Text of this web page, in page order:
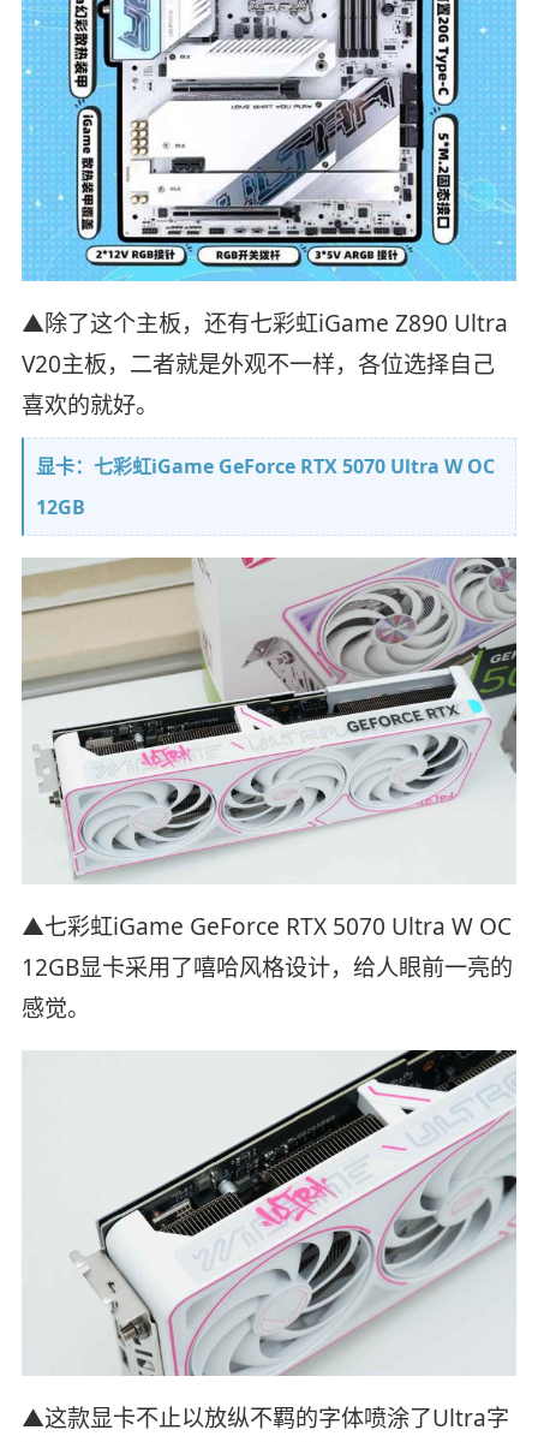
▲除了这个主板，还有七彩虹iGame Z890 Ultra
V20主板，二者就是外观不一样，各位选择自己
喜欢的就好。
显卡：七彩虹iGame GeForce RTX 5070 Ultra W OC
12GB
▲七彩虹iGame GeForce RTX 5070 Ultra W OC
12GB显卡采用了嘻哈风格设计，给人眼前一亮的
感觉。
▲这款显卡不止以放纵不羁的字体喷涂了Ultra字